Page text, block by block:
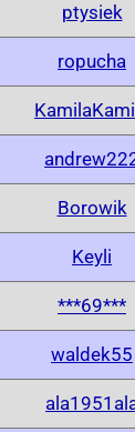
ptysiek
ropucha
Borowik
Keyli
***69***
waldek55